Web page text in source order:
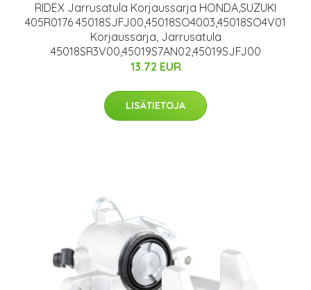
RIDEX Jarrusatula Korjaussarja HONDA,SUZUKI
405R0176 45018SJFJ00,45018SO4003,45018SO4V01
Korjaussarja, Jarrusatula
45018SR3V00,45019S7AN02,45019SJFJ00
13.72 EUR
LISÄTIETOJA